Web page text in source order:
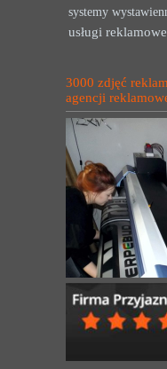
systemy
usługi reklamowe
3000 zdjęć
agencji